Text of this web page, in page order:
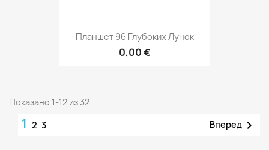
Планшет 96 Глубоких Лунок
0,00 €
Показано 1-12 из 32
1 2 3 Вперед 